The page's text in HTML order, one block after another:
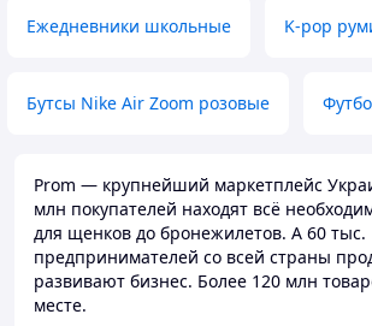
Ежедневники школьные K-pop
Бутсы Nike Air Zoom розовые
Prom — крупнейший маркетплейс
млн покупателей находят всё
для щенков до бронежилетов. А 60 тыс.
предпринимателей со всей страны
развивают бизнес. Более 120 млн
месте.